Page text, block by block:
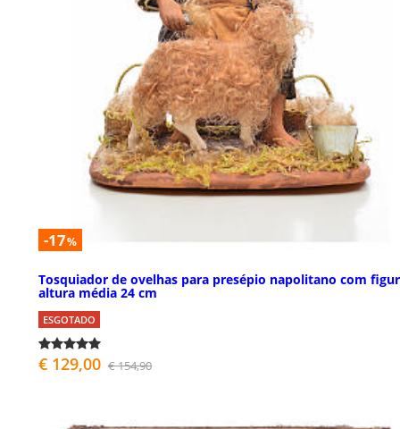
-17%
Tosquiador de ovelhas para presépio napolitano com
altura média 24 cm
ESGOTADO
€ 129,00 € 154,90